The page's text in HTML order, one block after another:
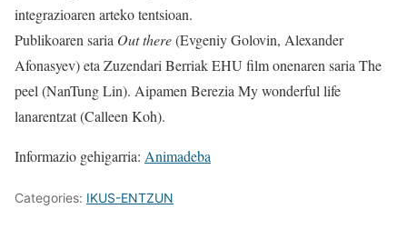
integrazioaren arteko tentsioan.
Publikoaren saria Out there(Evgeniy Golovin, Alexander
Afonasyev) eta Zuzendari Berriak EHU film onenaren saria The
peel (NanTung Lin). Aipamen Berezia My wonderful life
lanarentzat (Calleen Koh).
Informazio gehigarria: Animadeba
Categories: IKUS-ENTZUN